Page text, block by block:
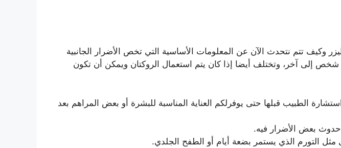
وكيف تتم نتحدث الآن عن المعلومات الأساسية التي تخص الأضرار الجانبية
شخص إلى آخر، وتختلف أيضا إذا كان يتم استعمال الروكتان ويمكن أن تكون
الطبيب قبلها حتى يوفرلكم العناية المناسبة للبشرة أو بعض المراهم بعد
حدوث بعض الأضرار فيه.
التورم الذي يستمر بضعة أيام أو الطفح الجلدي.